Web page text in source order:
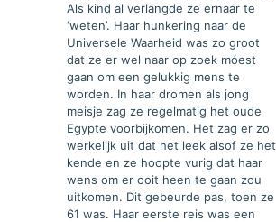
Als kind al verlangde ze ernaar te
‘weten’. Haar hunkering naar de
Universele Waarheid was zo groot
dat ze er wel naar op zoek móest
gaan om een gelukkig mens te
worden. In haar dromen als jong
meisje zag ze regelmatig het oude
Egypte voorbijkomen. Het zag er zo
werkelijk uit dat het leek alsof ze het
kende en ze hoopte vurig dat haar
wens om er ooit heen te gaan zou
uitkomen. Dit gebeurde pas, toen ze
61 was. Haar eerste reis was een